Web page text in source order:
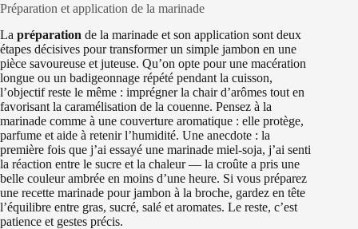
Préparation et application de la marinade
La préparation de la marinade et son application sont deux
étapes décisives pour transformer un simple jambon en une
pièce savoureuse et juteuse. Qu’on opte pour une macération
longue ou un badigeonnage répété pendant la cuisson,
l’objectif reste le même : imprégner la chair d’arômes tout en
favorisant la caramélisation de la couenne. Pensez à la
marinade comme à une couverture aromatique : elle protège,
parfume et aide à retenir l’humidité. Une anecdote : la
première fois que j’ai essayé une marinade miel-soja, j’ai senti
la réaction entre le sucre et la chaleur — la croûte a pris une
belle couleur ambrée en moins d’une heure. Si vous préparez
une recette marinade pour jambon à la broche, gardez en tête
l’équilibre entre gras, sucré, salé et aromates. Le reste, c’est
patience et gestes précis.